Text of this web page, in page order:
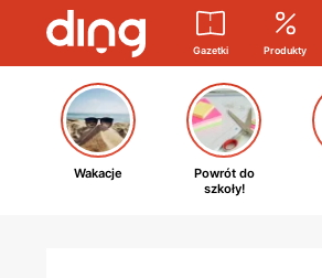
Gazetki Produkty
Wakacje
Powrót do
szkoły!